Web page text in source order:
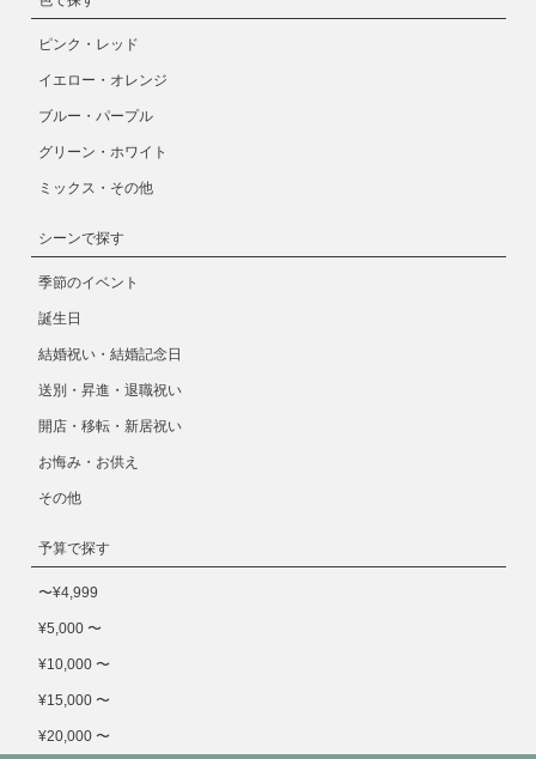
ピンク・レッド
イエロー・オレンジ
ブルー・パープル
グリーン・ホワイト
ミックス・その他
シーンで探す
季節のイベント
誕生日
結婚祝い・結婚記念日
送別・昇進・退職祝い
開店・移転・新居祝い
お悔み・お供え
その他
予算で探す
〜¥4,999
¥5,000 〜
¥10,000 〜
¥15,000 〜
¥20,000 〜